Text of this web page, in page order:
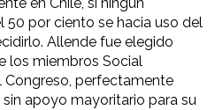
por ciento se hacia uso del
Allende fue elegido
los miembros Social
Congreso, perfectamente
apoyo mayoritario para su